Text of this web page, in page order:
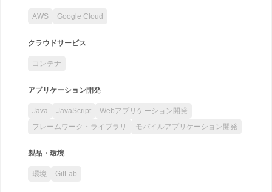
AWS Google Cloud
クラウドサービス
コンテナ
アプリケーション開発
Java JavaScript
Webアプリケーション開発
フレームワーク・ライブラリ
モバイルアプリケーション開発
製品・環境
環境 GitLab